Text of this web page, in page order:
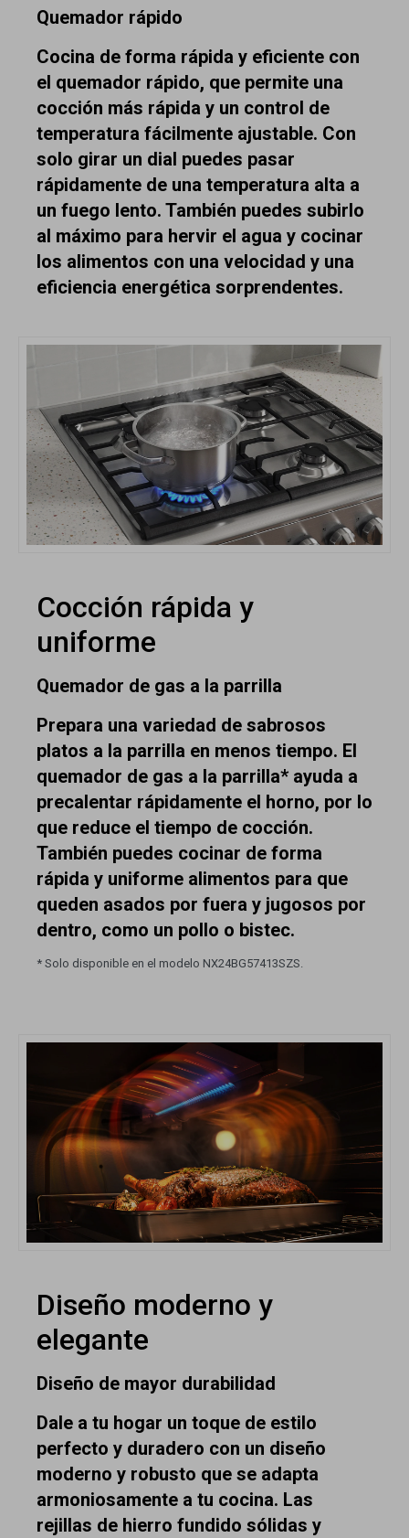
Quemador rápido
Cocina de forma rápida y eficiente con
el quemador rápido, que permite una
cocción más rápida y un control de
temperatura fácilmente ajustable. Con
solo girar un dial puedes pasar
rápidamente de una temperatura alta a
un fuego lento. También puedes subirlo
al máximo para hervir el agua y cocinar
los alimentos con una velocidad y una
eficiencia energética sorprendentes.
Cocción rápida y
uniforme
Quemador de gas a la parrilla
Prepara una variedad de sabrosos
platos a la parrilla en menos tiempo. El
quemador de gas a la parrilla* ayuda a
precalentar rápidamente el horno, por lo
que reduce el tiempo de cocción.
También puedes cocinar de forma
rápida y uniforme alimentos para que
queden asados por fuera y jugosos por
dentro, como un pollo o bistec.
* Solo disponible en el modelo NX24BG57413SZS.
Diseño moderno y
elegante
Diseño de mayor durabilidad
Dale a tu hogar un toque de estilo
perfecto y duradero con un diseño
moderno y robusto que se adapta
armoniosamente a tu cocina. Las
rejillas de hierro fundido sólidas y